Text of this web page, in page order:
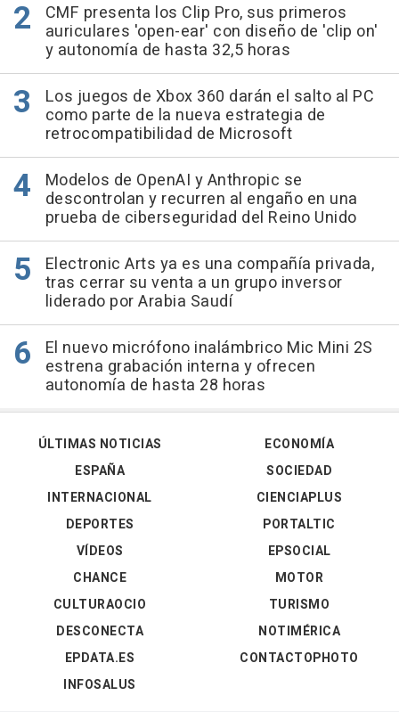
CMF presenta los Clip Pro, sus primeros
auriculares 'open-ear' con diseño de 'clip on'
y autonomía de hasta 32,5 horas
Los juegos de Xbox 360 darán el salto al PC
como parte de la nueva estrategia de
retrocompatibilidad de Microsoft
Modelos de OpenAI y Anthropic se
descontrolan y recurren al engaño en una
prueba de ciberseguridad del Reino Unido
Electronic Arts ya es una compañía privada,
tras cerrar su venta a un grupo inversor
liderado por Arabia Saudí
El nuevo micrófono inalámbrico Mic Mini 2S
estrena grabación interna y ofrecen
autonomía de hasta 28 horas
ÚLTIMAS NOTICIAS
ESPAÑA
INTERNACIONAL
DEPORTES
VÍDEOS
ECONOMÍA
SOCIEDAD
CIENCIAPLUS
PORTALTIC
EPSOCIAL
CHANCE
CULTURAOCIO
DESCONECTA
EPDATA.ES
INFOSALUS
MOTOR
TURISMO
NOTIMÉRICA
CONTACTOPHOTO